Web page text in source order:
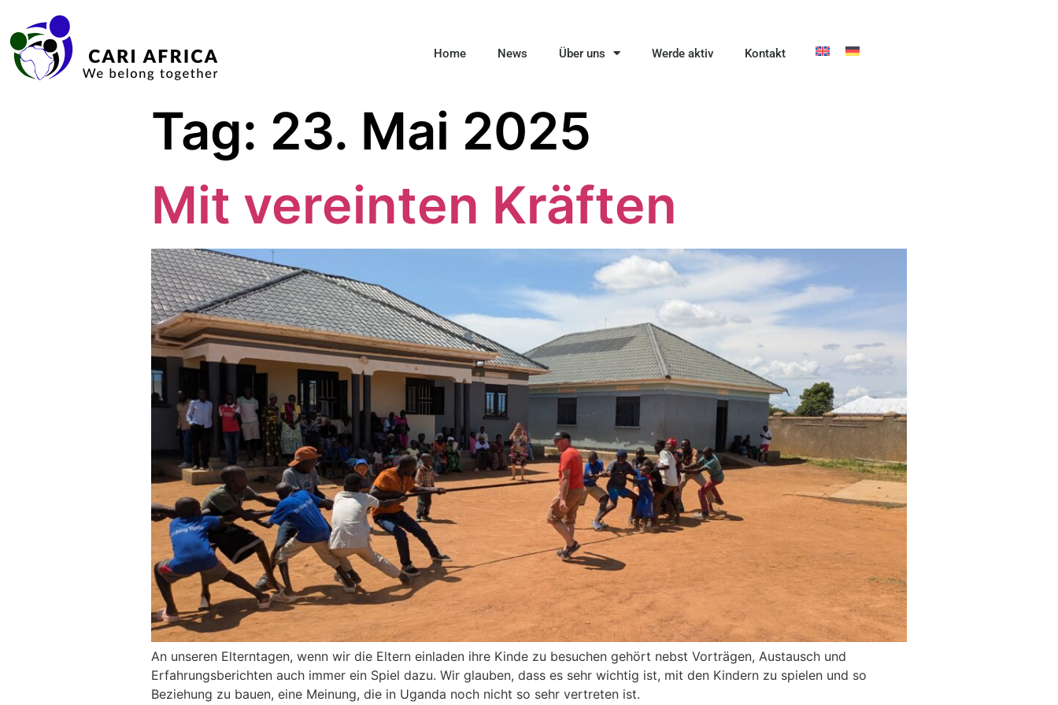
Home News Über uns Werde aktiv Kontakt
Tag: 23. Mai 2025
Mit vereinten Kräften
An unseren Elterntagen, wenn wir die Eltern einladen ihre Kinde zu besuchen gehört nebst Vorträgen, Austausch und
Erfahrungsberichten auch immer ein Spiel dazu. Wir glauben, dass es sehr wichtig ist, mit den Kindern zu spielen und so
Beziehung zu bauen, eine Meinung, die in Uganda noch nicht so sehr vertreten ist.